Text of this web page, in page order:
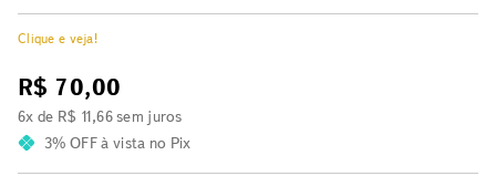
Clique e veja!
R$ 70,00
6x de R$ 11,66sem juros
3% OFFà vista no Pix